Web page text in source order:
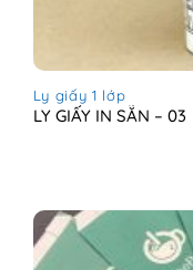
Ly giấy 1 lớp
LY GIẤY IN SẴN – 03